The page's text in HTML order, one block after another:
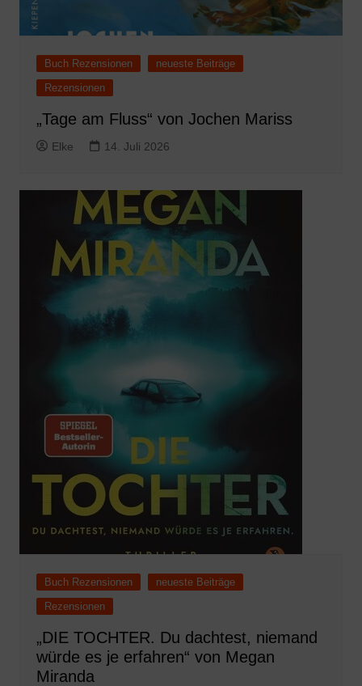
Buch Rezensionen
neueste Beiträge
Rezensionen
„Tage am Fluss“ von Jochen Mariss
Elke 14. Juli 2026
Buch Rezensionen
neueste Beiträge
Rezensionen
„DIE TOCHTER. Du dachtest, niemand
würde es je erfahren“ von Megan
Miranda